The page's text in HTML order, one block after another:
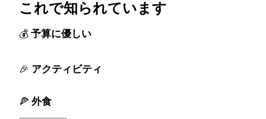
これで知られています
予算に優しい
アクティビティ
外食